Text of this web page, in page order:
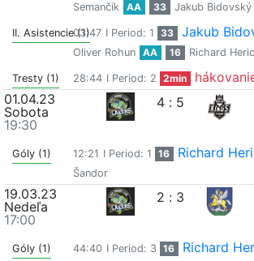
Semančík
AA 33 Jakub Bidovský
II. Asistencie (1)
03:47 I Period: 1 33 Jakub
Oliver Rohun
AA 16 Richard
Tresty (1) 28:44 I Period: 2 2min
01.04.23
Sobota
19:30
4 : 5
Góly (1) 12:21 I Period: 1 16 Richard
Šandor
19.03.23
Nedeľa
17:00
2 : 3
Góly (1) 44:40 I Period: 3 16 Richard